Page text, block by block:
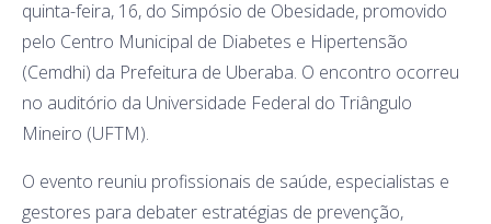
quinta-feira, 16, do Simpósio de Obesidade, promovido
pelo Centro Municipal de Diabetes e Hipertensão
(Cemdhi) da Prefeitura de Uberaba. O encontro ocorreu
no auditório da Universidade Federal do Triângulo
Mineiro (UFTM).
O evento reuniu profissionais de saúde, especialistas e
gestores para debater estratégias de prevenção,